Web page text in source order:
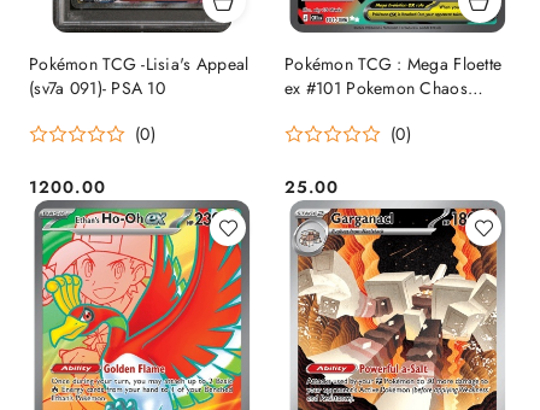
Pokémon TCG -Lisia's Appeal
(sv7a 091)- PSA 10
(0)
Cena:
1200.00
Pokémon TCG : Mega Floette
ex #101 Pokemon Chaos
(0)
Cena:
25.00